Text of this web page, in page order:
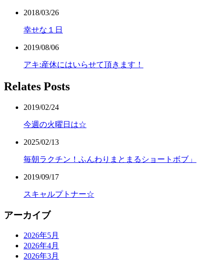
2018/03/26
幸せな１日
2019/08/06
アキ:産休にはいらせて頂きます！
Relates Posts
2019/02/24
今週の火曜日は☆
2025/02/13
毎朝ラクチン！ふんわりまとまるショートボブ」
2019/09/17
スキャルプトナー☆
アーカイブ
2026年5月
2026年4月
2026年3月